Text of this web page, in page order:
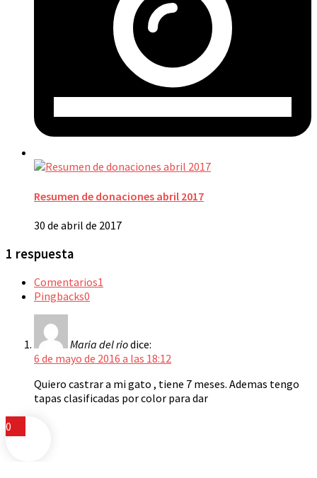
Resumen de donaciones abril 2017
30 de abril de 2017
1 respuesta
Comentarios1
Pingbacks0
Maria del riodice:
6 de mayo de 2016 a las 18:12
Quiero castrar a mi gato , tiene 7 meses. Ademas tengo
tapas clasificadas por color para dar
0